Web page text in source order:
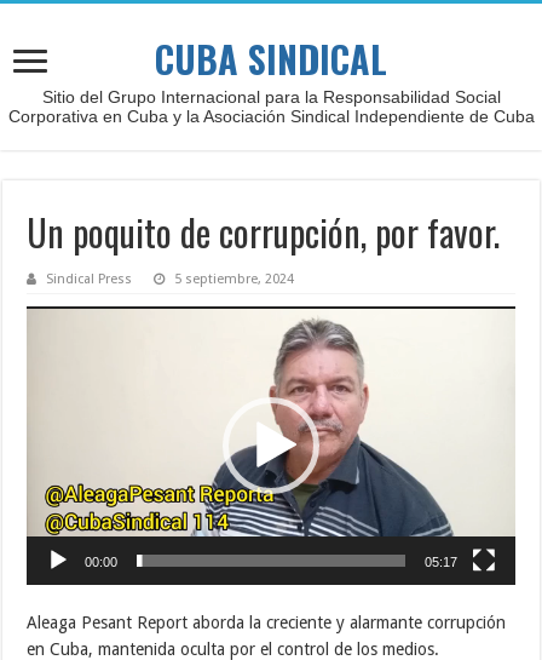
CUBA SINDICAL
Sitio del Grupo Internacional para la Responsabilidad Social
Corporativa en Cuba y la Asociación Sindical Independiente de Cuba
Un poquito de corrupción, por favor.
Sindical Press 5 septiembre, 2024
00:00 05:17
Aleaga Pesant Report aborda la creciente y alarmante corrupción
en Cuba, mantenida oculta por el control de los medios.